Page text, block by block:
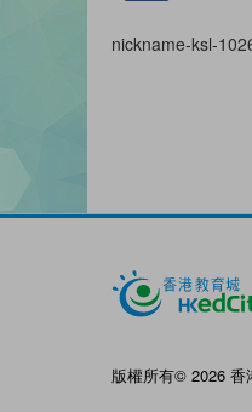
nickname-ksl-
版權所有© 2026 香